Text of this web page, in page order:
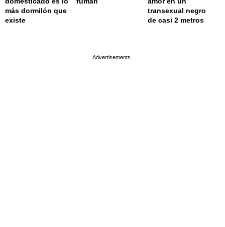
más dormilón que
existe
transexual negro
de casi 2 metros